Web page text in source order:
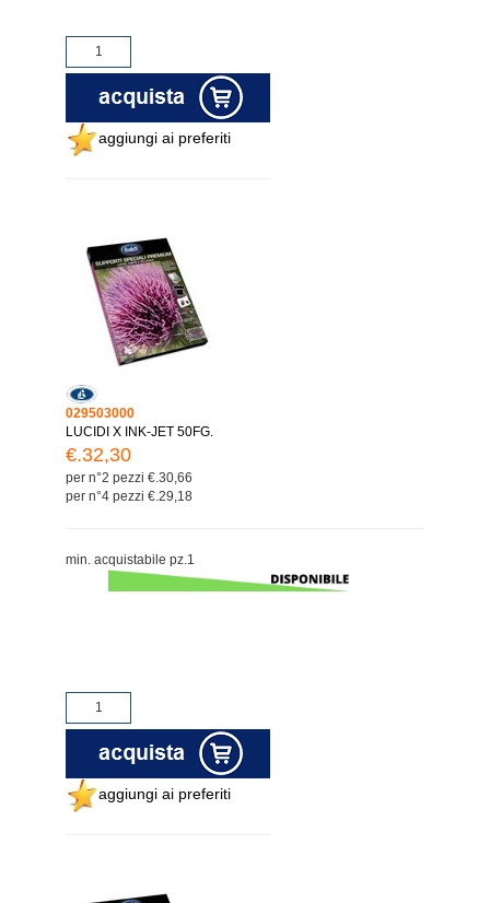
aggiungi ai preferiti
029503000
LUCIDI X INK-JET 50FG.
€.32,30
per n°2 pezzi €.30,66
per n°4 pezzi €.29,18
min. acquistabile pz.1
aggiungi ai preferiti